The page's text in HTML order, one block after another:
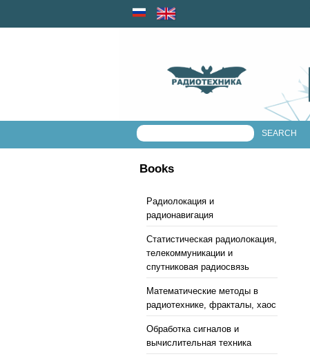
Books
Радиолокация и
радионавигация
Статистическая радиолокация,
телекоммуникации и
спутниковая радиосвязь
Математические методы в
радиотехнике, фракталы, хаос
Обработка сигналов и
вычислительная техника